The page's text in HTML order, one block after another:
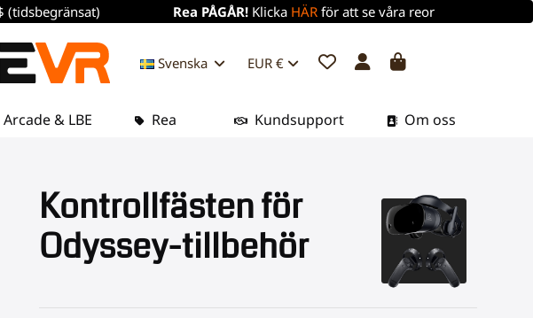
(tidsbegränsat) Rea PÅGÅR!Klicka HÄR för att se våra reor
EUR €
Svenska
Arcade & LBE Rea Om oss
Kundsupport
Kontrollfästen för
Odyssey-tillbehör